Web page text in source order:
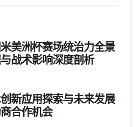
美洲杯赛场统治力全景
战术影响深度剖析
新应用探索与未来发展
合作机会